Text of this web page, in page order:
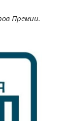
Премии.